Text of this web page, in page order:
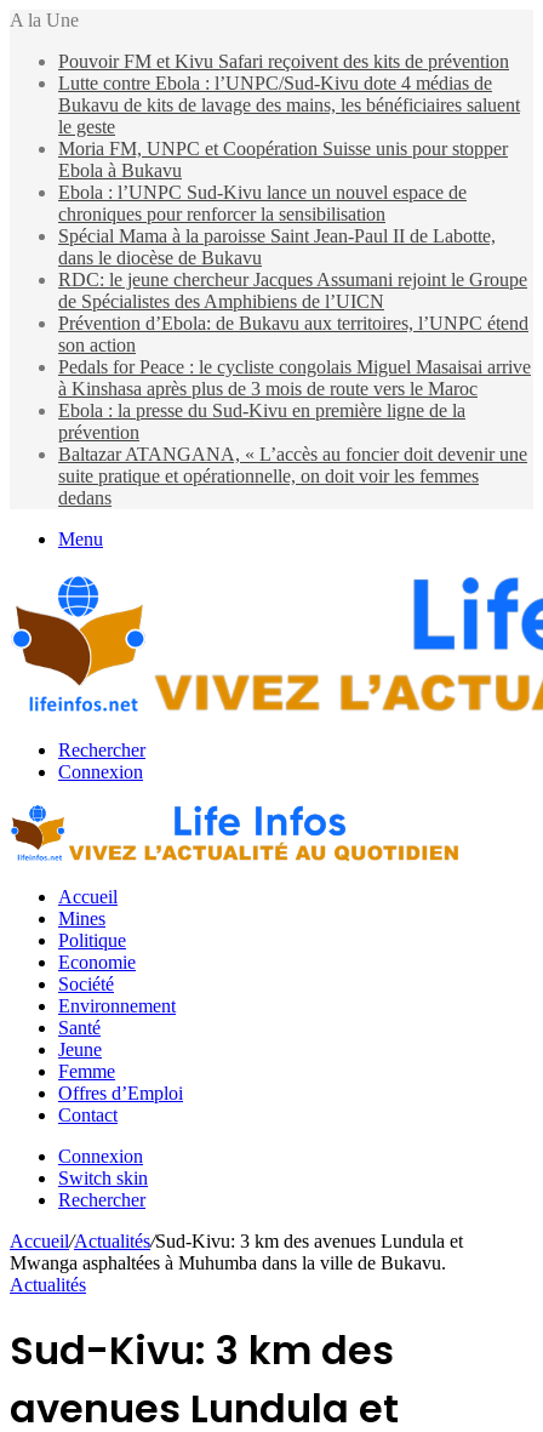
A la Une
Pouvoir FM et Kivu Safari reçoivent des kits de prévention
Lutte contre Ebola : l’UNPC/Sud-Kivu dote 4 médias de
Bukavu de kits de lavage des mains, les bénéficiaires saluent
le geste
Moria FM, UNPC et Coopération Suisse unis pour stopper
Ebola à Bukavu
Ebola : l’UNPC Sud-Kivu lance un nouvel espace de
chroniques pour renforcer la sensibilisation
Spécial Mama à la paroisse Saint Jean-Paul II de Labotte,
dans le diocèse de Bukavu
RDC: le jeune chercheur Jacques Assumani rejoint le Groupe
de Spécialistes des Amphibiens de l’UICN
Prévention d’Ebola: de Bukavu aux territoires, l’UNPC étend
son action
Pedals for Peace : le cycliste congolais Miguel Masaisai arrive
à Kinshasa après plus de 3 mois de route vers le Maroc
Ebola : la presse du Sud-Kivu en première ligne de la
prévention
Baltazar ATANGANA, « L’accès au foncier doit devenir une
suite pratique et opérationnelle, on doit voir les femmes
dedans
Menu
Rechercher
Connexion
Accueil
Mines
Politique
Economie
Société
Environnement
Santé
Jeune
Femme
Offres d’Emploi
Contact
Connexion
Switch skin
Rechercher
Accueil/Actualités/Sud-Kivu: 3 km des avenues Lundula et
Mwanga asphaltées à Muhumba dans la ville de Bukavu.
Actualités
Sud-Kivu: 3 km des
avenues Lundula et